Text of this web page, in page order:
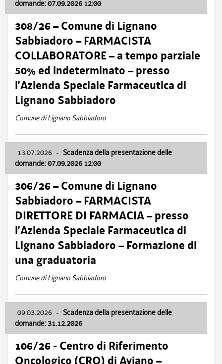
domande: 07.09.2026 12:00
308/26 – Comune di Lignano
Sabbiadoro – FARMACISTA
COLLABORATORE – a tempo parziale
50% ed indeterminato – presso
l’Azienda Speciale Farmaceutica di
Lignano Sabbiadoro
Comune di Lignano Sabbiadoro
13.07.2026 - Scadenza della presentazione delle
domande: 07.09.2026 12:00
306/26 – Comune di Lignano
Sabbiadoro – FARMACISTA
DIRETTORE DI FARMACIA – presso
l’Azienda Speciale Farmaceutica di
Lignano Sabbiadoro – Formazione di
una graduatoria
Comune di Lignano Sabbiadoro
09.03.2026 - Scadenza della presentazione delle
domande: 31.12.2026
106/26 - Centro di Riferimento
Oncologico (CRO) di Aviano –